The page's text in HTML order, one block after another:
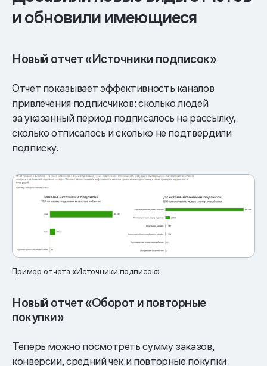
и обновили имеющиеся
Новый отчет «Источники подписок»
Отчет показывает эффективность каналов
привлечения подписчиков: сколько людей
за указанный период подписалось на рассылку,
сколько отписалось и сколько не подтвердили
подписку.
Пример отчета «Источники подписок»
Новый отчет «Оборот и повторные
покупки»
Теперь можно посмотреть сумму заказов,
конверсии, средний чек и повторные покупки